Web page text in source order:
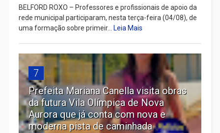
BELFORD ROXO – Professores e profissionais de apoio da
rede municipal participaram, nesta terça-feira (04/08), de
uma formação sobre primeir... Leia Mais
7
Prefeita Mariana Canella visita obras
da futura Vila Olímpica de Nova
Aurora que já conta com nova e
moderna pista de caminhada